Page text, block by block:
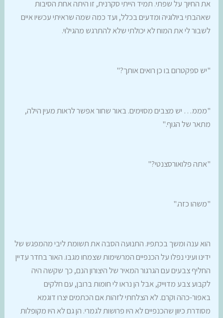
את החיוך על שפתי. תמיד הייתי סקרנית, זו היתה אחת הסיבות
שאהבתי ביולוגיה ומדעים בכלל, ועד כמה שמה שראיתי עכשיו איים
לשבור לי את המוח לא יכולתי שלא להתרגש מהגילוי.
"יש ספקטרום בו כן רואים אותך?"
"מממ… יש מצבים מסוימים. באור שחור אפשר לראות מעין הילה,
מתאר של הגוף."
"אתה פלואורסצנטי?"
"משהו כזה."
הוא ענה ומשך בכתפיו. התנועה הסבה את תשומת ליבי מהמפגש של
ידינו ועיני נפלו על הכנפיים המרשימות שצמחו מגבו. האור בחדר עדיין
החליף צבעים עם הגרגור המאיר של היצורון הנם, כך שקשה היה
לקבוע צבע מדוייק, אבל הן נראו לי חומות ברובן, עם חלקים
באפור-כהה וקרם. לא הצלחתי לזהות אם הכתמים יצרו דוגמא
מסודרת כיוון שהכנפיים לא היו פרושות לגמרי. הן גם לא היו מקופלות